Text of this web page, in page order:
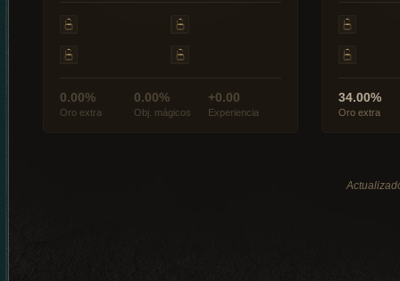
0.00%
Oro extra
0.00%
Obj. mágicos
+0.00
Experiencia
34.00%
Oro extra